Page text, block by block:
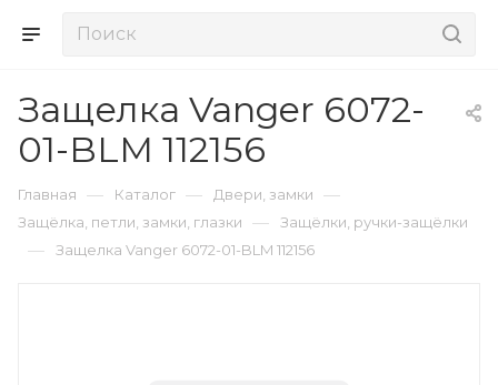
Защелка Vanger 6072-
01-BLM 112156
Главная — Каталог — Двери, замки —
Защёлка, петли, замки, глазки — Защёлки, ручки-защёлки
— Защелка Vanger 6072-01-BLM 112156